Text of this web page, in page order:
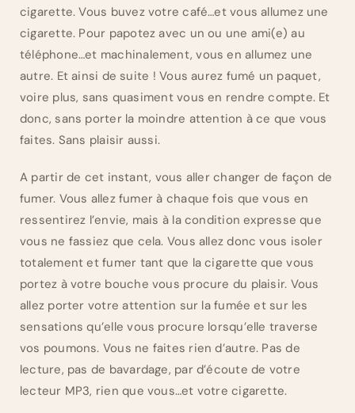
cigarette. Vous buvez votre café…et vous allumez une
cigarette. Pour papotez avec un ou une ami(e) au
téléphone…et machinalement, vous en allumez une
autre. Et ainsi de suite ! Vous aurez fumé un paquet,
voire plus, sans quasiment vous en rendre compte. Et
donc, sans porter la moindre attention à ce que vous
faites. Sans plaisir aussi.
A partir de cet instant, vous aller changer de façon de
fumer. Vous allez fumer à chaque fois que vous en
ressentirez l’envie, mais à la condition expresse que
vous ne fassiez que cela. Vous allez donc vous isoler
totalement et fumer tant que la cigarette que vous
portez à votre bouche vous procure du plaisir. Vous
allez porter votre attention sur la fumée et sur les
sensations qu’elle vous procure lorsqu’elle traverse
vos poumons. Vous ne faites rien d’autre. Pas de
lecture, pas de bavardage, par d’écoute de votre
lecteur MP3, rien que vous…et votre cigarette.